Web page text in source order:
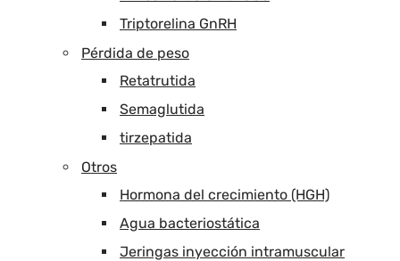
Triptorelina GnRH
Pérdida de peso
Retatrutida
Semaglutida
tirzepatida
Otros
Hormona del crecimiento (HGH)
Agua bacteriostática
Jeringas inyección intramuscular